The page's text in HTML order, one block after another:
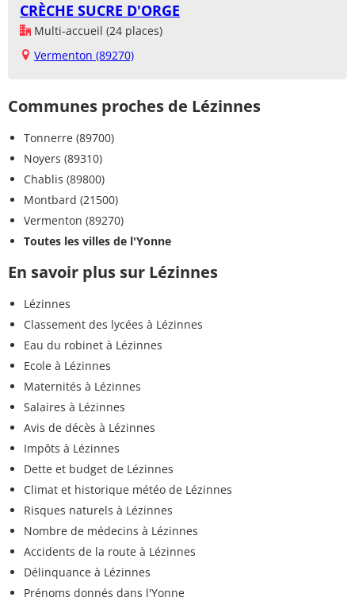
CRÈCHE SUCRE D'ORGE
Multi-accueil (24 places)
Vermenton (89270)
Communes proches de Lézinnes
Tonnerre (89700)
Noyers (89310)
Chablis (89800)
Montbard (21500)
Vermenton (89270)
Toutes les villes de l'Yonne
En savoir plus sur Lézinnes
Lézinnes
Classement des lycées à Lézinnes
Eau du robinet à Lézinnes
Ecole à Lézinnes
Maternités à Lézinnes
Salaires à Lézinnes
Avis de décès à Lézinnes
Impôts à Lézinnes
Dette et budget de Lézinnes
Climat et historique météo de Lézinnes
Risques naturels à Lézinnes
Nombre de médecins à Lézinnes
Accidents de la route à Lézinnes
Délinquance à Lézinnes
Prénoms donnés dans l'Yonne